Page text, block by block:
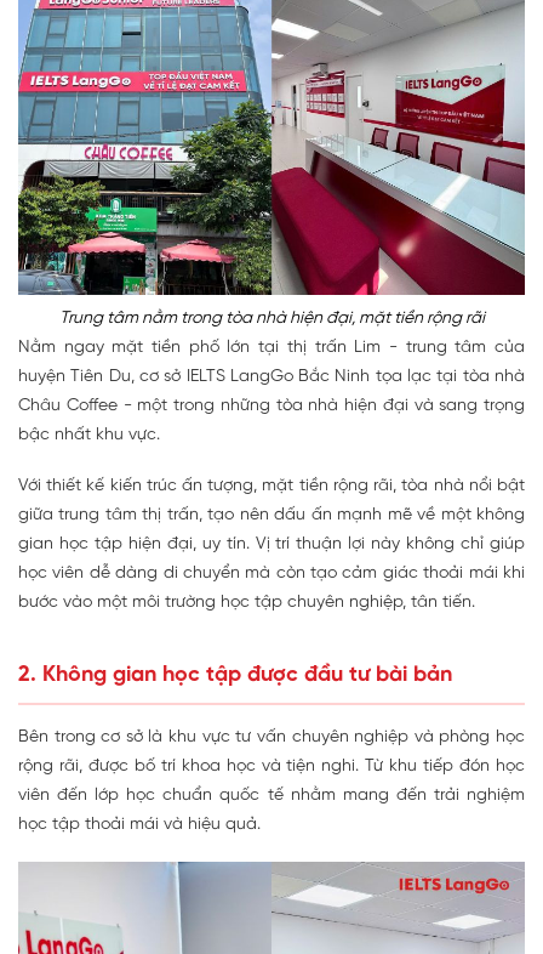
Trung tâm nằm trong tòa nhà hiện đại, mặt tiền rộng rãi
Nằm ngay mặt tiền phố lớn tại thị trấn Lim - trung tâm của
huyện Tiên Du, cơ sở IELTS LangGo Bắc Ninh tọa lạc tại tòa nhà
Châu Coffee - một trong những tòa nhà hiện đại và sang trọng
bậc nhất khu vực.
Với thiết kế kiến trúc ấn tượng, mặt tiền rộng rãi, tòa nhà nổi bật
giữa trung tâm thị trấn, tạo nên dấu ấn mạnh mẽ về một không
gian học tập hiện đại, uy tín. Vị trí thuận lợi này không chỉ giúp
học viên dễ dàng di chuyển mà còn tạo cảm giác thoải mái khi
bước vào một môi trường học tập chuyên nghiệp, tân tiến.
2. Không gian học tập được đầu tư bài bản
Bên trong cơ sở là khu vực tư vấn chuyên nghiệp và phòng học
rộng rãi, được bố trí khoa học và tiện nghi. Từ khu tiếp đón học
viên đến lớp học chuẩn quốc tế nhằm mang đến trải nghiệm
học tập thoải mái và hiệu quả.